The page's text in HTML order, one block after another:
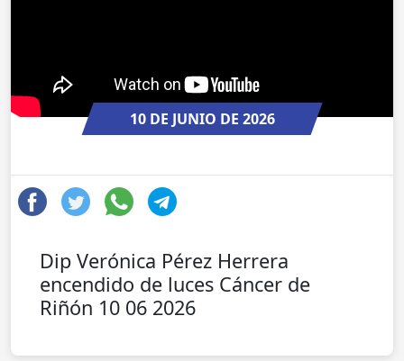
10 DE JUNIO DE 2026
Dip Verónica Pérez Herrera
encendido de luces Cáncer de
Riñón 10 06 2026